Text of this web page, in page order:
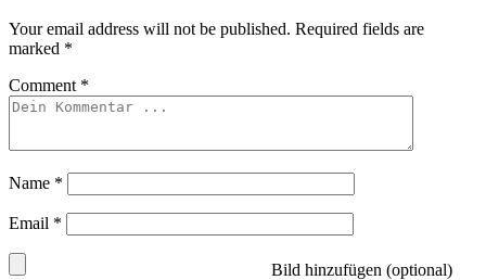
Your email address will not be published. Required fields are
marked *
Comment *
Name *
Email *
Bild hinzufügen (optional)